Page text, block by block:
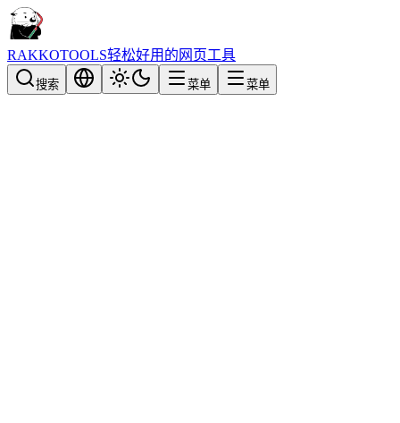
RAKKOTOOLS轻松好用的网页工具
搜索 菜单 菜单